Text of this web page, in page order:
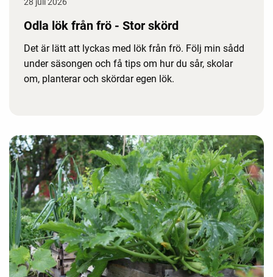
Odla lök från frö - Stor skörd
Det är lätt att lyckas med lök från frö. Följ min sådd
under säsongen och få tips om hur du sår, skolar
om, planterar och skördar egen lök.